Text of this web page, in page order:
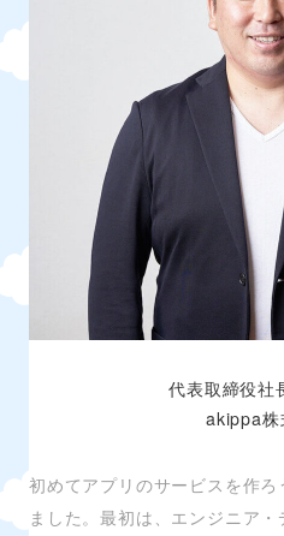
代表取締役社
akippa株
初めてアプリのサービスを作
ました。最初は、エンジニア